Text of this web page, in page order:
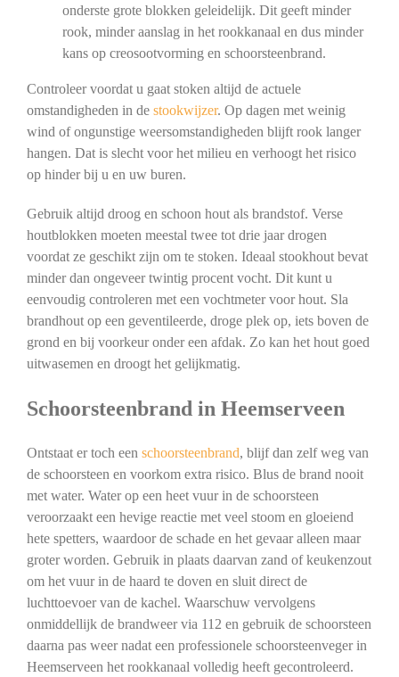
onderste grote blokken geleidelijk. Dit geeft minder
rook, minder aanslag in het rookkanaal en dus minder
kans op creosootvorming en schoorsteenbrand.
Controleer voordat u gaat stoken altijd de actuele
omstandigheden in de stookwijzer. Op dagen met weinig
wind of ongunstige weersomstandigheden blijft rook langer
hangen. Dat is slecht voor het milieu en verhoogt het risico
op hinder bij u en uw buren.
Gebruik altijd droog en schoon hout als brandstof. Verse
houtblokken moeten meestal twee tot drie jaar drogen
voordat ze geschikt zijn om te stoken. Ideaal stookhout bevat
minder dan ongeveer twintig procent vocht. Dit kunt u
eenvoudig controleren met een vochtmeter voor hout. Sla
brandhout op een geventileerde, droge plek op, iets boven de
grond en bij voorkeur onder een afdak. Zo kan het hout goed
uitwasemen en droogt het gelijkmatig.
Schoorsteenbrand in Heemserveen
Ontstaat er toch een schoorsteenbrand, blijf dan zelf weg van
de schoorsteen en voorkom extra risico. Blus de brand nooit
met water. Water op een heet vuur in de schoorsteen
veroorzaakt een hevige reactie met veel stoom en gloeiend
hete spetters, waardoor de schade en het gevaar alleen maar
groter worden. Gebruik in plaats daarvan zand of keukenzout
om het vuur in de haard te doven en sluit direct de
luchttoevoer van de kachel. Waarschuw vervolgens
onmiddellijk de brandweer via 112 en gebruik de schoorsteen
daarna pas weer nadat een professionele schoorsteenveger in
Heemserveen het rookkanaal volledig heeft gecontroleerd.